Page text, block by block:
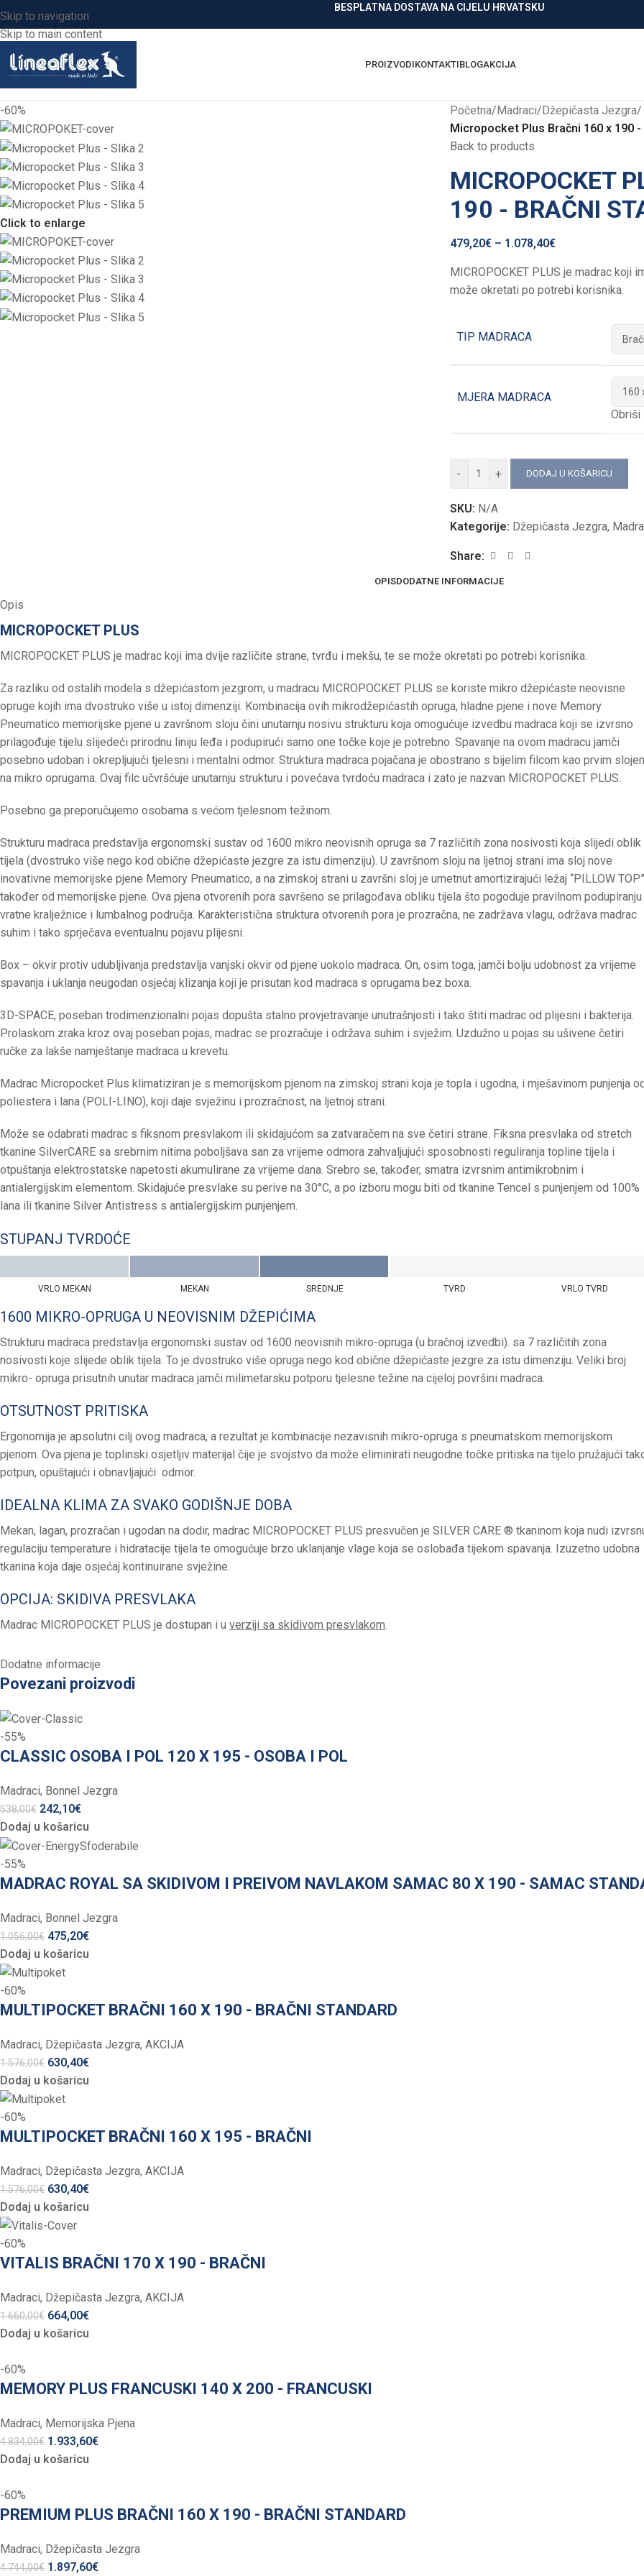
Skip to navigation
Skip to main content
BESPLATNA DOSTAVA NA CIJELU HRVATSKU
PROIZVODIKONTAKTIBLOGAKCIJA
-60%
Click to enlarge
Početna/Madraci/Džepičasta Jezgra/
Micropocket Plus Bračni 160 x 190
Back to products
MICROPOCKET
190 - BRAČNI
479,20€ – 1.078,40€
MICROPOCKET PLUS je madrac koji
može okretati po potrebi korisnika.
TIP MADRACA
MJERA MADRACA
Obriši
- + DODAJ U KOŠARICU
SKU: N/A
Kategorije: Džepičasta Jezgra,
Share:
OPISDODATNE INFORMACIJE
Opis
MICROPOCKET PLUS
MICROPOCKET PLUS je madrac koji ima dvije različite strane, tvrđu i mekšu, te se može okretati po potrebi korisnika.
Za razliku od ostalih modela s džepićastom jezgrom, u madracu MICROPOCKET PLUS se koriste mikro džepićaste neovisne
opruge kojih ima dvostruko više u istoj dimenziji. Kombinacija ovih mikrodžepićastih opruga, hladne pjene i nove Memory
Pneumatico memorijske pjene u završnom sloju čini unutarnju nosivu strukturu koja omogućuje izvedbu madraca koji se izvrsno
prilagođuje tijelu slijedeći prirodnu liniju leđa i podupirući samo one točke koje je potrebno. Spavanje na ovom madracu jamči
posebno udoban i okrepljujući tjelesni i mentalni odmor. Struktura madraca pojačana je obostrano s bijelim filcom kao prvim
na mikro oprugama. Ovaj filc učvršćuje unutarnju strukturu i povećava tvrdoću madraca i zato je nazvan MICROPOCKET PLUS.
Posebno ga preporučujemo osobama s većom tjelesnom težinom.
Strukturu madraca predstavlja ergonomski sustav od 1600 mikro neovisnih opruga sa 7 različitih zona nosivosti koja slijedi oblik
tijela (dvostruko više nego kod obične džepićaste jezgre za istu dimenziju). U završnom sloju na ljetnoj strani ima sloj nove
inovativne memorijske pjene Memory Pneumatico, a na zimskoj strani u završni sloj je umetnut amortizirajući ležaj “PILLOW
također od memorijske pjene. Ova pjena otvorenih pora savršeno se prilagođava obliku tijela što pogoduje pravilnom podupiranju
vratne kralježnice i lumbalnog područja. Karakteristična struktura otvorenih pora je prozračna, ne zadržava vlagu, održava madrac
suhim i tako sprječava eventualnu pojavu plijesni.
Box – okvir protiv udubljivanja predstavlja vanjski okvir od pjene uokolo madraca. On, osim toga, jamči bolju udobnost za vrijeme
spavanja i uklanja neugodan osjećaj klizanja koji je prisutan kod madraca s oprugama bez boxa.
3D-SPACE, poseban trodimenzionalni pojas dopušta stalno provjetravanje unutrašnjosti i tako štiti madrac od plijesni i bakterija.
Prolaskom zraka kroz ovaj poseban pojas, madrac se prozračuje i održava suhim i svježim. Uzdužno u pojas su ušivene četiri
ručke za lakše namještanje madraca u krevetu.
Madrac Micropocket Plus klimatiziran je s memorijskom pjenom na zimskoj strani koja je topla i ugodna, i mješavinom punjenja
poliestera i lana (POLI-LINO), koji daje svježinu i prozračnost, na ljetnoj strani.
Može se odabrati madrac s fiksnom presvlakom ili skidajućom sa zatvaračem na sve četiri strane. Fiksna presvlaka od stretch
tkanine SilverCARE sa srebrnim nitima poboljšava san za vrijeme odmora zahvaljujući sposobnosti reguliranja topline tijela i
otpuštanja elektrostatske napetosti akumulirane za vrijeme dana. Srebro se, također, smatra izvrsnim antimikrobnim i
antialergijskim elementom. Skidajuće presvlake su perive na 30°C, a po izboru mogu biti od tkanine Tencel s punjenjem od 100%
lana ili tkanine Silver Antistress s antialergijskim punjenjem.
STUPANJ TVRDOĆE
VRLO MEKAN MEKAN SREDNJE TVRD VRLO TVRD
1600 MIKRO-OPRUGA U NEOVISNIM DŽEPIĆIMA
Strukturu madraca predstavlja ergonomski sustav od 1600 neovisnih mikro-opruga (u bračnoj izvedbi). sa 7 različitih zona
nosivosti koje slijede oblik tijela. To je dvostruko više opruga nego kod obične džepićaste jezgre za istu dimenziju. Veliki broj
mikro- opruga prisutnih unutar madraca jamči milimetarsku potporu tjelesne težine na cijeloj površini madraca.
OTSUTNOST PRITISKA
Ergonomija je apsolutni cilj ovog madraca, a rezultat je kombinacije nezavisnih mikro-opruga s pneumatskom memorijskom
pjenom. Ova pjena je toplinski osjetljiv materijal čije je svojstvo da može eliminirati neugodne točke pritiska na tijelo pružajući
potpun, opuštajući i obnavljajući odmor.
IDEALNA KLIMA ZA SVAKO GODIŠNJE DOBA
Mekan, lagan, prozračan i ugodan na dodir, madrac MICROPOCKET PLUS presvučen je SILVER CARE ® tkaninom koja nudi
regulaciju temperature i hidratacije tijela te omogućuje brzo uklanjanje vlage koja se oslobađa tijekom spavanja. Izuzetno udobna
tkanina koja daje osjećaj kontinuirane svježine.
OPCIJA: SKIDIVA PRESVLAKA
Madrac MICROPOCKET PLUS je dostupan i u verziji sa skidivom presvlakom.
Dodatne informacije
Povezani proizvodi
-55%
CLASSIC OSOBA I POL 120 X 195 - OSOBA I POL
Madraci, Bonnel Jezgra
538,00€ 242,10€
Dodaj u košaricu
-55%
MADRAC ROYAL SA SKIDIVOM I PREIVOM NAVLAKOM SAMAC 80 X 190 - SAMAC
Madraci, Bonnel Jezgra
1.056,00€ 475,20€
Dodaj u košaricu
-60%
MULTIPOCKET BRAČNI 160 X 190 - BRAČNI STANDARD
Madraci, Džepičasta Jezgra, AKCIJA
1.576,00€ 630,40€
Dodaj u košaricu
-60%
MULTIPOCKET BRAČNI 160 X 195 - BRAČNI
Madraci, Džepičasta Jezgra, AKCIJA
1.576,00€ 630,40€
Dodaj u košaricu
-60%
VITALIS BRAČNI 170 X 190 - BRAČNI
Madraci, Džepičasta Jezgra, AKCIJA
1.660,00€ 664,00€
Dodaj u košaricu
-60%
MEMORY PLUS FRANCUSKI 140 X 200 - FRANCUSKI
Madraci, Memorijska Pjena
4.834,00€ 1.933,60€
Dodaj u košaricu
-60%
PREMIUM PLUS BRAČNI 160 X 190 - BRAČNI STANDARD
Madraci, Džepičasta Jezgra
4.744,00€ 1.897,60€